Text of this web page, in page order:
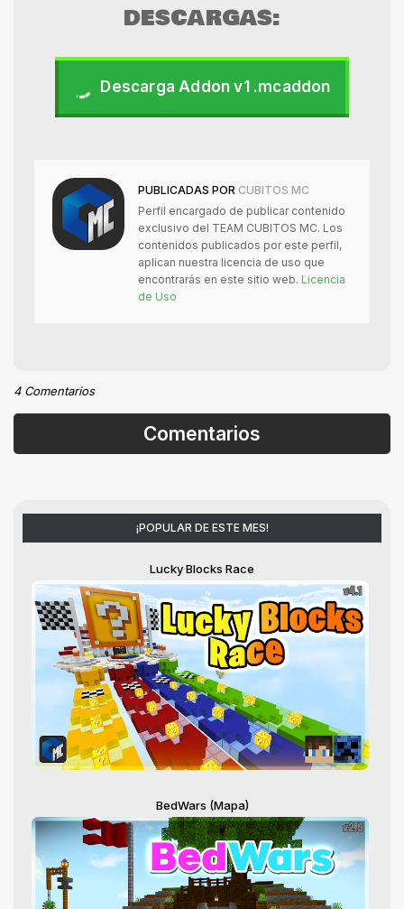
DESCARGAS:
Descarga Addon v1 .mcaddon
PUBLICADAS POR CUBITOS MC
Perfil encargado de publicar contenido
exclusivo del TEAM CUBITOS MC. Los
contenidos publicados por este perfil,
aplican nuestra licencia de uso que
encontrarás en este sitio web. Licencia
de Uso
4 Comentarios
Comentarios
¡POPULAR DE ESTE MES!
Lucky Blocks Race
BedWars (Mapa)